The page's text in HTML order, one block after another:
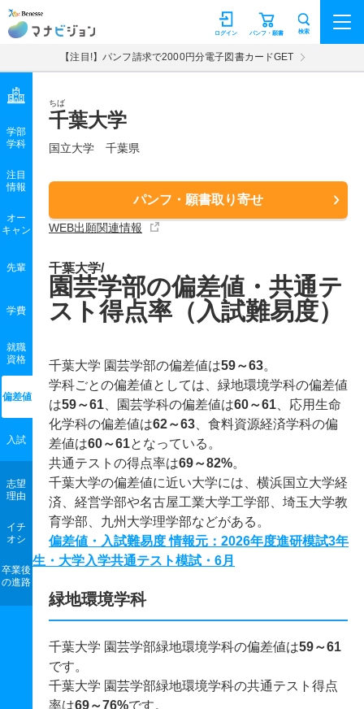
マナビジョン パンフ・願書
ログイン 検索
【注目!】パンフ請求で2000円分電子図書カードGET
ちば
千葉大学
国立大学 千葉県
パンフ・願書取り寄せ
WEB出願関連情報
学部
学科
注目
情報
オー
キャン
先輩
学費
就職
資格
偏差値
入試
志望
理由
イチ
オシ
卒業後
の進路
千葉大学/
園芸学部の偏差値・共通テ
スト得点率（入試難易度）
千葉大学 園芸学部の偏差値は59～63。
学科ごとの偏差値としては、緑地環境学科の偏差値
は59～61 、園芸学科の偏差値は60～61 、応用生命
化学科の偏差値は62～63 、食料資源経済学科の偏
差値は60～61となっている。
共通テストの得点率は69～82%。
千葉大学の偏差値に近い大学には、横浜国立大学経
済、経営学部や名古屋工業大学工学部、埼玉大学教
育学部、九州大学理学部などがある。
偏差値・入試難易度 情報元：2026年度進研模試3年
生・大学入学共通テスト模試・6月
緑地環境学科
千葉大学 園芸学部緑地環境学科の偏差値は59～61
です。
千葉大学 園芸学部緑地環境学科の共通テスト得点
率は69～76%です。